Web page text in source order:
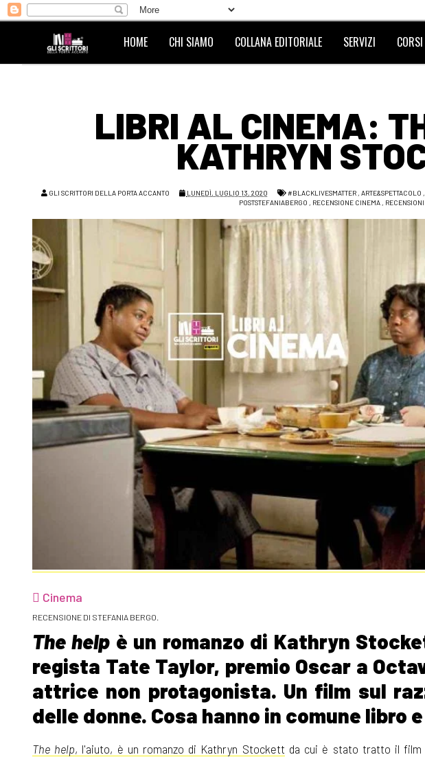
HOME CHI SIAMO COLLANA EDITORIALE SERVIZI
LIBRI AL CINEMA:
KATHRYN
GLI SCRITTORI DELLA PORTA ACCANTO LUNEDÌ, LUGLIO 13, 2020 #BLACKLIVESMATTER, ARTE&SPETTACOLO ,
POSTSTEFANIABERGO , RECENSIONE CINEMA, RECENSIONI
Cinema
RECENSIONE DI STEFANIA BERGO.
The help è un romanzo di Kathryn
regista Tate Taylor, premio Oscar a
attrice non protagonista. Un film sul
delle donne. Cosa hanno in comune libro
The help, l'aiuto, è un romanzo di Kathryn Stockett da cui è stato tratto il film